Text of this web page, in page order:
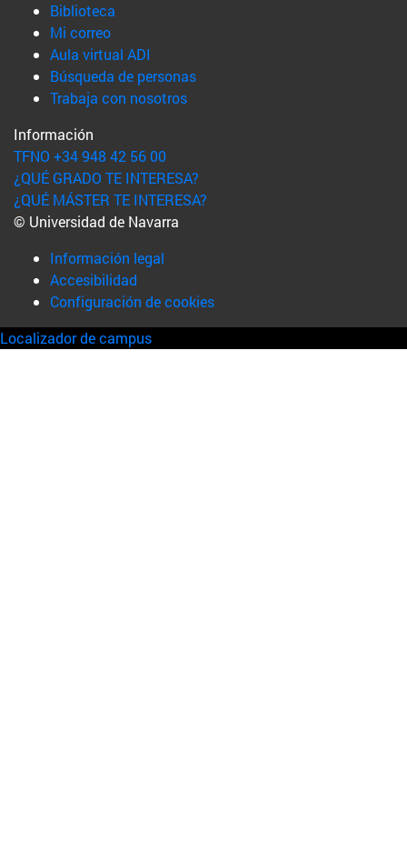
Biblioteca
Mi correo(abre en nueva ventana)
Aula virtual ADI
Búsqueda de personas(abre en nueva ventana)
Trabaja con nosotros(abre en nueva ventana)
Información
TFNO +34 948 42 56 00
¿QUÉ GRADO TE INTERESA?
¿QUÉ MÁSTER TE INTERESA?
© Universidad de Navarra
Información legal
Accesibilidad
Configuración de cookies
Localizador de campus